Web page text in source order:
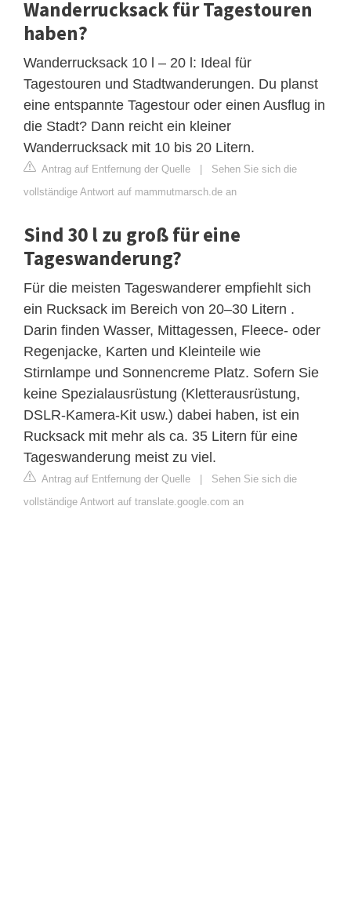
Wanderrucksack für Tagestouren
haben?
Wanderrucksack 10 l – 20 l: Ideal für
Tagestouren und Stadtwanderungen. Du planst
eine entspannte Tagestour oder einen Ausflug in
die Stadt? Dann reicht ein kleiner
Wanderrucksack mit 10 bis 20 Litern.
Antrag auf Entfernung der Quelle | Sehen Sie sich die
vollständige Antwort auf mammutmarsch.de an
Sind 30 l zu groß für eine
Tageswanderung?
Für die meisten Tageswanderer empfiehlt sich
ein Rucksack im Bereich von 20–30 Litern .
Darin finden Wasser, Mittagessen, Fleece- oder
Regenjacke, Karten und Kleinteile wie
Stirnlampe und Sonnencreme Platz. Sofern Sie
keine Spezialausrüstung (Kletterausrüstung,
DSLR-Kamera-Kit usw.) dabei haben, ist ein
Rucksack mit mehr als ca. 35 Litern für eine
Tageswanderung meist zu viel.
Antrag auf Entfernung der Quelle | Sehen Sie sich die
vollständige Antwort auf translate.google.com an